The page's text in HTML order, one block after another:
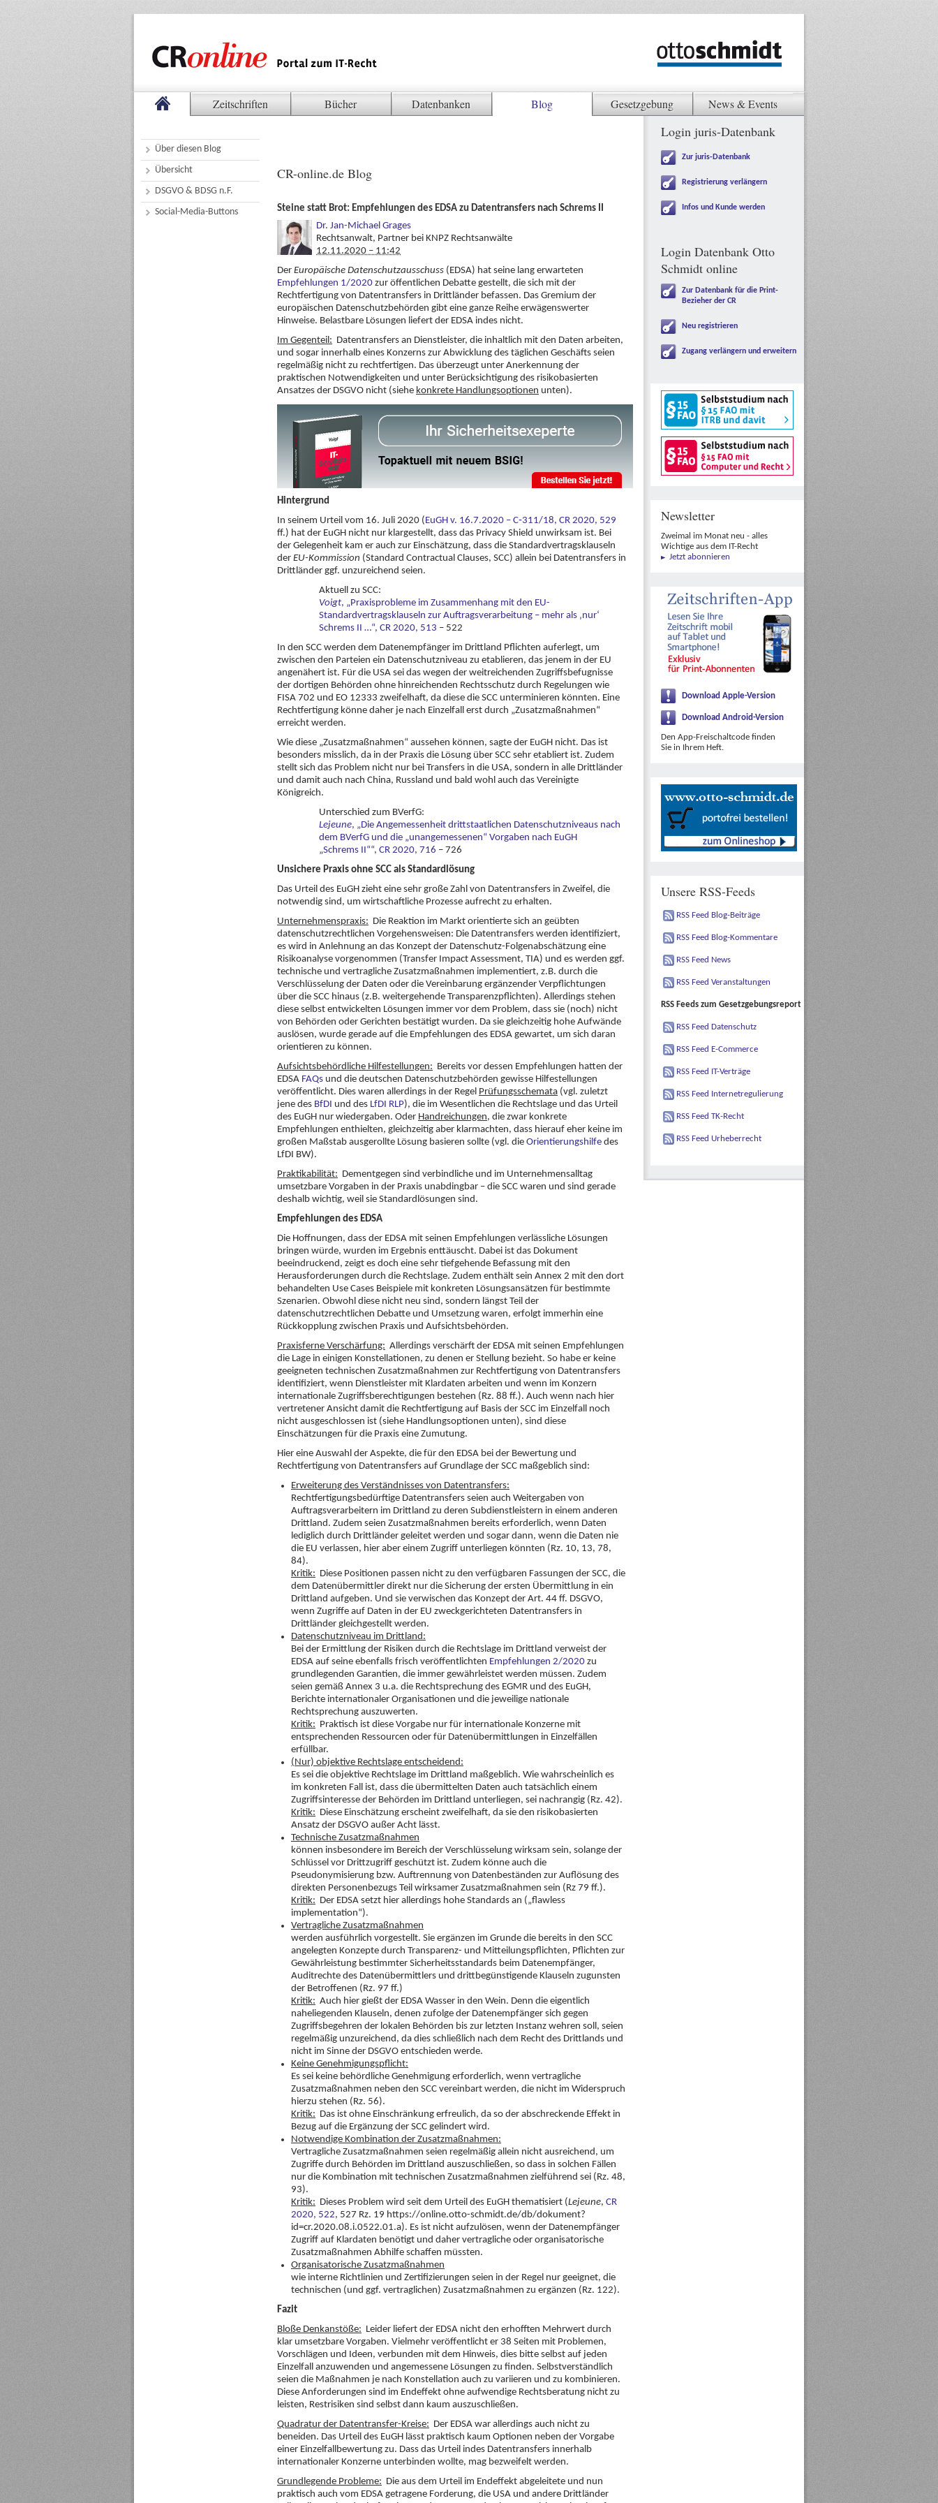
Zeitschriften Bücher Datenbanken Blog Gesetzgebung News & Events
Über diesen Blog
Übersicht
DSGVO & BDSG n.F.
Social-Media-Buttons
CR-online.de Blog
Steine statt Brot: Empfehlungen des EDSA zu Datentransfers nach Schrems II
Dr. Jan-Michael Grages
Rechtsanwalt, Partner bei KNPZ Rechtsanwälte
12.11.2020 – 11:42
Der Europäische Datenschutzausschuss (EDSA) hat seine lang erwarteten
Empfehlungen 1/2020 zur öffentlichen Debatte gestellt, die sich mit der
Rechtfertigung von Datentransfers in Drittländer befassen. Das Gremium der
europäischen Datenschutzbehörden gibt eine ganze Reihe erwägenswerter
Hinweise. Belastbare Lösungen liefert der EDSA indes nicht.
Im Gegenteil: Datentransfers an Dienstleister, die inhaltlich mit den Daten arbeiten,
und sogar innerhalb eines Konzerns zur Abwicklung des täglichen Geschäfts seien
regelmäßig nicht zu rechtfertigen. Das überzeugt unter Anerkennung der
praktischen Notwendigkeiten und unter Berücksichtigung des risikobasierten
Ansatzes der DSGVO nicht (siehe konkrete Handlungsoptionen unten).
Hintergrund
In seinem Urteil vom 16. Juli 2020 (EuGH v. 16.7.2020 – C‑311/18, CR 2020, 529
ff.) hat der EuGH nicht nur klargestellt, dass das Privacy Shield unwirksam ist. Bei
der Gelegenheit kam er auch zur Einschätzung, dass die Standardvertragsklauseln
der EU-Kommission (Standard Contractual Clauses, SCC) allein bei Datentransfers in
Drittländer ggf. unzureichend seien.
Aktuell zu SCC:
Voigt, „Praxisprobleme im Zusammenhang mit den EU-
Standardvertragsklauseln zur Auftragsverarbeitung – mehr als ‚nur‘
Schrems II …“, CR 2020, 513 – 522
In den SCC werden dem Datenempfänger im Drittland Pflichten auferlegt, um
zwischen den Parteien ein Datenschutzniveau zu etablieren, das jenem in der EU
angenähert ist. Für die USA sei das wegen der weitreichenden Zugriffsbefugnisse
der dortigen Behörden ohne hinreichenden Rechtsschutz durch Regelungen wie
FISA 702 und EO 12333 zweifelhaft, da diese die SCC unterminieren könnten. Eine
Rechtfertigung könne daher je nach Einzelfall erst durch „Zusatzmaßnahmen“
erreicht werden.
Wie diese „Zusatzmaßnahmen“ aussehen können, sagte der EuGH nicht. Das ist
besonders misslich, da in der Praxis die Lösung über SCC sehr etabliert ist. Zudem
stellt sich das Problem nicht nur bei Transfers in die USA, sondern in alle Drittländer
und damit auch nach China, Russland und bald wohl auch das Vereinigte
Königreich.
Unterschied zum BVerfG:
Lejeune, „Die Angemessenheit drittstaatlichen Datenschutzniveaus nach
dem BVerfG und die „unangemessenen“ Vorgaben nach EuGH
„Schrems II““, CR 2020, 716 – 726
Unsichere Praxis ohne SCC als Standardlösung
Das Urteil des EuGH zieht eine sehr große Zahl von Datentransfers in Zweifel, die
notwendig sind, um wirtschaftliche Prozesse aufrecht zu erhalten.
Unternehmenspraxis: Die Reaktion im Markt orientierte sich an geübten
datenschutzrechtlichen Vorgehensweisen: Die Datentransfers werden identifiziert,
es wird in Anlehnung an das Konzept der Datenschutz-Folgenabschätzung eine
Risikoanalyse vorgenommen (Transfer Impact Assessment, TIA) und es werden ggf.
technische und vertragliche Zusatzmaßnahmen implementiert, z.B. durch die
Verschlüsselung der Daten oder die Vereinbarung ergänzender Verpflichtungen
über die SCC hinaus (z.B. weitergehende Transparenzpflichten). Allerdings stehen
diese selbst entwickelten Lösungen immer vor dem Problem, dass sie (noch) nicht
von Behörden oder Gerichten bestätigt wurden. Da sie gleichzeitig hohe Aufwände
auslösen, wurde gerade auf die Empfehlungen des EDSA gewartet, um sich daran
orientieren zu können.
Aufsichtsbehördliche Hilfestellungen: Bereits vor dessen Empfehlungen hatten der
EDSA FAQs und die deutschen Datenschutzbehörden gewisse Hilfestellungen
veröffentlicht. Dies waren allerdings in der Regel Prüfungsschemata (vgl. zuletzt
jene des BfDI und des LfDI RLP), die im Wesentlichen die Rechtslage und das Urteil
des EuGH nur wiedergaben. Oder Handreichungen, die zwar konkrete
Empfehlungen enthielten, gleichzeitig aber klarmachten, dass hierauf eher keine im
großen Maßstab ausgerollte Lösung basieren sollte (vgl. die Orientierungshilfe des
LfDI BW).
Praktikabilität: Dementgegen sind verbindliche und im Unternehmensalltag
umsetzbare Vorgaben in der Praxis unabdingbar – die SCC waren und sind gerade
deshalb wichtig, weil sie Standardlösungen sind.
Empfehlungen des EDSA
Die Hoffnungen, dass der EDSA mit seinen Empfehlungen verlässliche Lösungen
bringen würde, wurden im Ergebnis enttäuscht. Dabei ist das Dokument
beeindruckend, zeigt es doch eine sehr tiefgehende Befassung mit den
Herausforderungen durch die Rechtslage. Zudem enthält sein Annex 2 mit den dort
behandelten Use Cases Beispiele mit konkreten Lösungsansätzen für bestimmte
Szenarien. Obwohl diese nicht neu sind, sondern längst Teil der
datenschutzrechtlichen Debatte und Umsetzung waren, erfolgt immerhin eine
Rückkopplung zwischen Praxis und Aufsichtsbehörden.
Praxisferne Verschärfung: Allerdings verschärft der EDSA mit seinen Empfehlungen
die Lage in einigen Konstellationen, zu denen er Stellung bezieht. So habe er keine
geeigneten technischen Zusatzmaßnahmen zur Rechtfertigung von Datentransfers
identifiziert, wenn Dienstleister mit Klardaten arbeiten und wenn im Konzern
internationale Zugriffsberechtigungen bestehen (Rz. 88 ff.). Auch wenn nach hier
vertretener Ansicht damit die Rechtfertigung auf Basis der SCC im Einzelfall noch
nicht ausgeschlossen ist (siehe Handlungsoptionen unten), sind diese
Einschätzungen für die Praxis eine Zumutung.
Hier eine Auswahl der Aspekte, die für den EDSA bei der Bewertung und
Rechtfertigung von Datentransfers auf Grundlage der SCC maßgeblich sind:
Erweiterung des Verständnisses von Datentransfers:
Rechtfertigungsbedürftige Datentransfers seien auch Weitergaben von
Auftragsverarbeitern im Drittland zu deren Subdienstleistern in einem anderen
Drittland. Zudem seien Zusatzmaßnahmen bereits erforderlich, wenn Daten
lediglich durch Drittländer geleitet werden und sogar dann, wenn die Daten nie
die EU verlassen, hier aber einem Zugriff unterliegen könnten (Rz. 10, 13, 78,
84).
Kritik: Diese Positionen passen nicht zu den verfügbaren Fassungen der SCC, die
dem Datenübermittler direkt nur die Sicherung der ersten Übermittlung in ein
Drittland aufgeben. Und sie verwischen das Konzept der Art. 44 ff. DSGVO,
wenn Zugriffe auf Daten in der EU zweckgerichteten Datentransfers in
Drittländer gleichgestellt werden.
Datenschutzniveau im Drittland:
Bei der Ermittlung der Risiken durch die Rechtslage im Drittland verweist der
EDSA auf seine ebenfalls frisch veröffentlichten Empfehlungen 2/2020 zu
grundlegenden Garantien, die immer gewährleistet werden müssen. Zudem
seien gemäß Annex 3 u.a. die Rechtsprechung des EGMR und des EuGH,
Berichte internationaler Organisationen und die jeweilige nationale
Rechtsprechung auszuwerten.
Kritik: Praktisch ist diese Vorgabe nur für internationale Konzerne mit
entsprechenden Ressourcen oder für Datenübermittlungen in Einzelfällen
erfüllbar.
(Nur) objektive Rechtslage entscheidend:
Es sei die objektive Rechtslage im Drittland maßgeblich. Wie wahrscheinlich es
im konkreten Fall ist, dass die übermittelten Daten auch tatsächlich einem
Zugriffsinteresse der Behörden im Drittland unterliegen, sei nachrangig (Rz. 42).
Kritik: Diese Einschätzung erscheint zweifelhaft, da sie den risikobasierten
Ansatz der DSGVO außer Acht lässt.
Technische Zusatzmaßnahmen
können insbesondere im Bereich der Verschlüsselung wirksam sein, solange der
Schlüssel vor Drittzugriff geschützt ist. Zudem könne auch die
Pseudonymisierung bzw. Auftrennung von Datenbeständen zur Auflösung des
direkten Personenbezugs Teil wirksamer Zusatzmaßnahmen sein (Rz 79 ff.).
Kritik: Der EDSA setzt hier allerdings hohe Standards an („flawless
implementation“).
Vertragliche Zusatzmaßnahmen
werden ausführlich vorgestellt. Sie ergänzen im Grunde die bereits in den SCC
angelegten Konzepte durch Transparenz- und Mitteilungspflichten, Pflichten zur
Gewährleistung bestimmter Sicherheitsstandards beim Datenempfänger,
Auditrechte des Datenübermittlers und drittbegünstigende Klauseln zugunsten
der Betroffenen (Rz. 97 ff.)
Kritik: Auch hier gießt der EDSA Wasser in den Wein. Denn die eigentlich
naheliegenden Klauseln, denen zufolge der Datenempfänger sich gegen
Zugriffsbegehren der lokalen Behörden bis zur letzten Instanz wehren soll, seien
regelmäßig unzureichend, da dies schließlich nach dem Recht des Drittlands und
nicht im Sinne der DSGVO entschieden werde.
Keine Genehmigungspflicht:
Es sei keine behördliche Genehmigung erforderlich, wenn vertragliche
Zusatzmaßnahmen neben den SCC vereinbart werden, die nicht im Widerspruch
hierzu stehen (Rz. 56).
Kritik: Das ist ohne Einschränkung erfreulich, da so der abschreckende Effekt in
Bezug auf die Ergänzung der SCC gelindert wird.
Notwendige Kombination der Zusatzmaßnahmen:
Vertragliche Zusatzmaßnahmen seien regelmäßig allein nicht ausreichend, um
Zugriffe durch Behörden im Drittland auszuschließen, so dass in solchen Fällen
nur die Kombination mit technischen Zusatzmaßnahmen zielführend sei (Rz. 48,
93).
Kritik: Dieses Problem wird seit dem Urteil des EuGH thematisiert (Lejeune, CR
2020, 522, 527 Rz. 19 https://online.otto-schmidt.de/db/dokument?
id=cr.2020.08.i.0522.01.a). Es ist nicht aufzulösen, wenn der Datenempfänger
Zugriff auf Klardaten benötigt und daher vertragliche oder organisatorische
Zusatzmaßnahmen Abhilfe schaffen müssten.
Organisatorische Zusatzmaßnahmen
wie interne Richtlinien und Zertifizierungen seien in der Regel nur geeignet, die
technischen (und ggf. vertraglichen) Zusatzmaßnahmen zu ergänzen (Rz. 122).
Fazit
Bloße Denkanstöße: Leider liefert der EDSA nicht den erhofften Mehrwert durch
klar umsetzbare Vorgaben. Vielmehr veröffentlicht er 38 Seiten mit Problemen,
Vorschlägen und Ideen, verbunden mit dem Hinweis, dies bitte selbst auf jeden
Einzelfall anzuwenden und angemessene Lösungen zu finden. Selbstverständlich
seien die Maßnahmen je nach Konstellation auch zu variieren und zu kombinieren.
Diese Anforderungen sind im Endeffekt ohne aufwendige Rechtsberatung nicht zu
leisten, Restrisiken sind selbst dann kaum auszuschließen.
Quadratur der Datentransfer-Kreise: Der EDSA war allerdings auch nicht zu
beneiden. Das Urteil des EuGH lässt praktisch kaum Optionen neben der Vorgabe
einer Einzelfallbewertung zu. Dass das Urteil indes Datentransfers innerhalb
internationaler Konzerne unterbinden wollte, mag bezweifelt werden.
Grundlegende Probleme: Die aus dem Urteil im Endeffekt abgeleitete und nun
praktisch auch vom EDSA getragene Forderung, die USA und andere Drittländer
Login juris-Datenbank
Zur juris-Datenbank
Registrierung verlängern
Infos und Kunde werden
Login Datenbank Otto
Schmidt online
Zur Datenbank für die Print-
Bezieher der CR
Neu registrieren
Zugang verlängern und erweitern
Newsletter
Zweimal im Monat neu - alles
Wichtige aus dem IT-Recht
Jetzt abonnieren
Download Apple-Version
Download Android-Version
Den App-Freischaltcode finden
Sie in Ihrem Heft.
Unsere RSS-Feeds
RSS Feed Blog-Beiträge
RSS Feed Blog-Kommentare
RSS Feed News
RSS Feed Veranstaltungen
RSS Feeds zum Gesetzgebungsreport
RSS Feed Datenschutz
RSS Feed E-Commerce
RSS Feed IT-Verträge
RSS Feed Internetregulierung
RSS Feed TK-Recht
RSS Feed Urheberrecht